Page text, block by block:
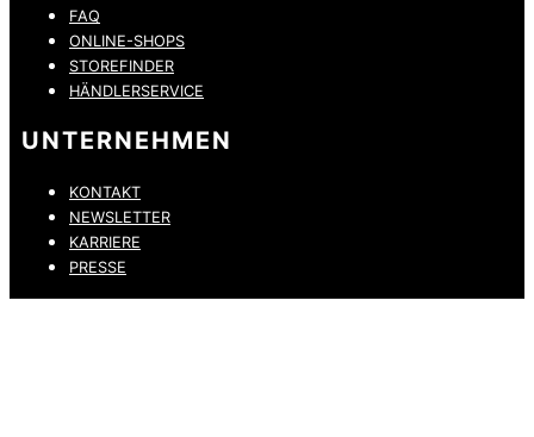
FAQ
ONLINE-SHOPS
STOREFINDER
HÄNDLERSERVICE
UNTERNEHMEN
KONTAKT
NEWSLETTER
KARRIERE
PRESSE